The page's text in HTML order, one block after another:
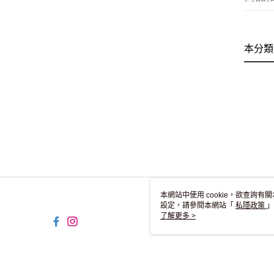
本分
本網站中使用 cookie，欲查詢有
設定，請參閱本網站「 私隱政策
用 cookie。
了解更多 >